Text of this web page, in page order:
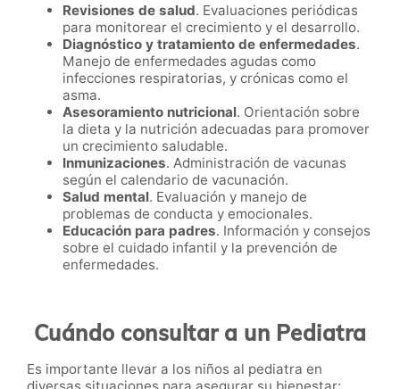
Revisiones de salud. Evaluaciones periódicas
para monitorear el crecimiento y el desarrollo.
Diagnóstico y tratamiento de enfermedades.
Manejo de enfermedades agudas como
infecciones respiratorias, y crónicas como el
asma.
Asesoramiento nutricional. Orientación sobre
la dieta y la nutrición adecuadas para promover
un crecimiento saludable.
Inmunizaciones. Administración de vacunas
según el calendario de vacunación.
Salud mental. Evaluación y manejo de
problemas de conducta y emocionales.
Educación para padres. Información y consejos
sobre el cuidado infantil y la prevención de
enfermedades.
Cuándo consultar a un Pediatra
Es importante llevar a los niños al pediatra en